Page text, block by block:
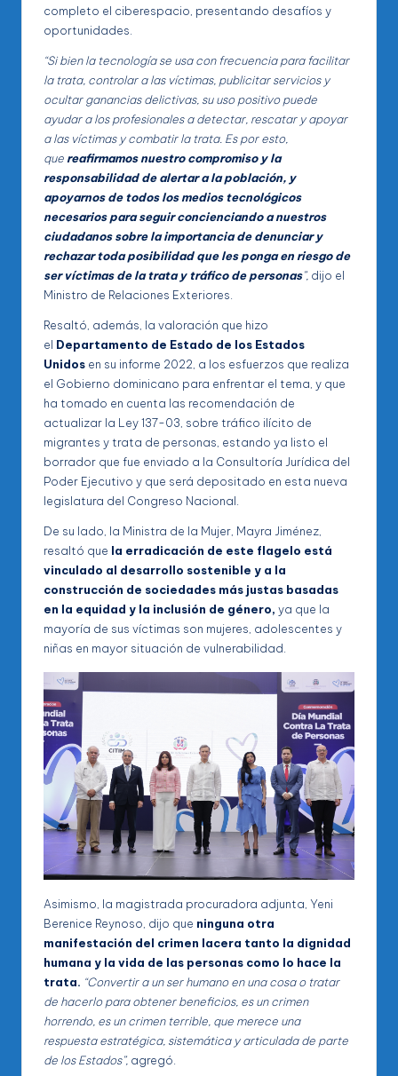
completo el ciberespacio, presentando desafíos y
oportunidades.
“Si bien la tecnología se usa con frecuencia para facilitar
la trata, controlar a las víctimas, publicitar servicios y
ocultar ganancias delictivas, su uso positivo puede
ayudar a los profesionales a detectar, rescatar y apoyar
a las víctimas y combatir la trata. Es por esto,
quereafirmamos nuestro compromiso y la
responsabilidad de alertar a la población, y
apoyarnos de todos los medios tecnológicos
necesarios para seguir concienciando a nuestros
ciudadanos sobre la importancia de denunciar y
rechazar toda posibilidad que les ponga en riesgo de
ser víctimas de la trata y tráfico de personas”, dijo el
Ministro de Relaciones Exteriores.
Resaltó, además, la valoración que hizo
el Departamento de Estado de los Estados
Unidos en su informe 2022, a los esfuerzos que realiza
el Gobierno dominicano para enfrentar el tema, y que
ha tomado en cuenta las recomendación de
actualizar la Ley 137-03, sobre tráfico ilícito de
migrantes y trata de personas, estando ya listo el
borrador que fue enviado a la Consultoría Jurídica del
Poder Ejecutivo y que será depositado en esta nueva
legislatura del Congreso Nacional.
De su lado, la Ministra de la Mujer, Mayra Jiménez,
resaltó que la erradicación de este flagelo está
vinculado al desarrollo sostenible y a la
construcción de sociedades más justas basadas
en la equidad y la inclusión de género, ya que la
mayoría de sus víctimas son mujeres, adolescentes y
niñas en mayor situación de vulnerabilidad.
Asimismo, la magistrada procuradora adjunta, Yeni
Berenice Reynoso, dijo que ninguna otra
manifestación del crimen lacera tanto la dignidad
humana y la vida de las personas como lo hace la
trata. “Convertir a un ser humano en una cosa o tratar
de hacerlo para obtener beneficios, es un crimen
horrendo, es un crimen terrible, que merece una
respuesta estratégica, sistemática y articulada de parte
de los Estados”, agregó.